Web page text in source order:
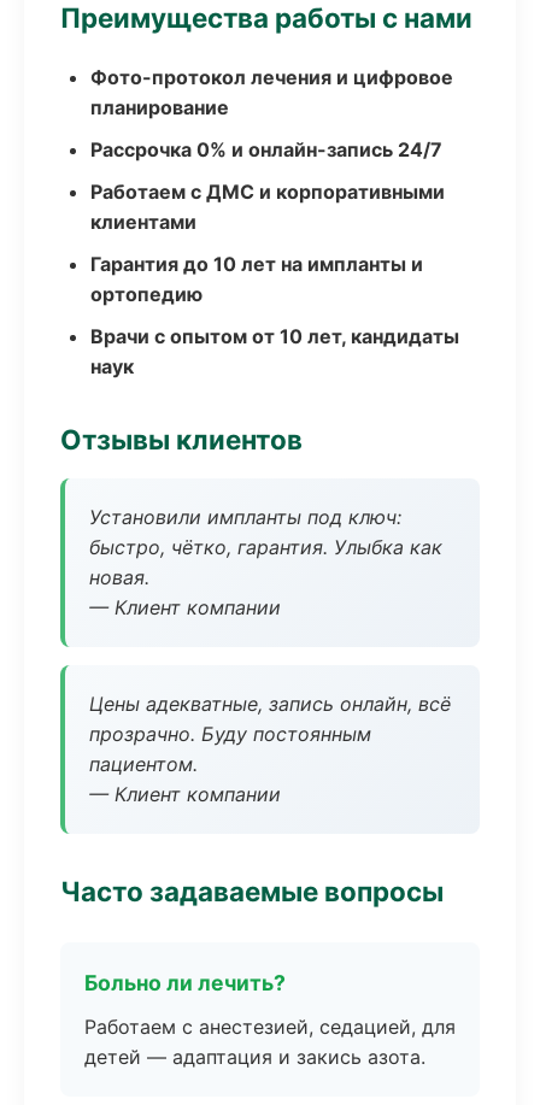
Преимущества работы с нами
Фото-протокол лечения и цифровое
планирование
Рассрочка 0% и онлайн-запись 24/7
Работаем с ДМС и корпоративными
клиентами
Гарантия до 10 лет на импланты и
ортопедию
Врачи с опытом от 10 лет, кандидаты
наук
Отзывы клиентов
Установили импланты под ключ:
быстро, чётко, гарантия. Улыбка как
новая.
— Клиент компании
Цены адекватные, запись онлайн, всё
прозрачно. Буду постоянным
пациентом.
— Клиент компании
Часто задаваемые вопросы
Больно ли лечить?
Работаем с анестезией, седацией, для
детей — адаптация и закись азота.